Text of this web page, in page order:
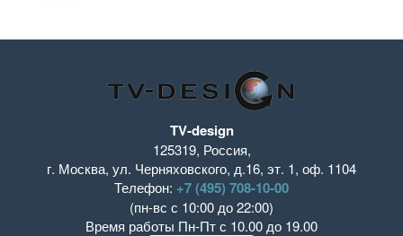
TV-design
125319, Россия,
г. Москва, ул. Черняховского, д.16, эт. 1, оф. 1104
Телефон: +7 (495) 708-10-00
(пн-вс с 10:00 до 22:00)
Время работы Пн-Пт с 10.00 до 19.00